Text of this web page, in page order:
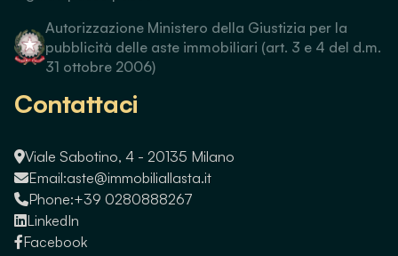
Autorizzazione Ministero della Giustizia per la
pubblicità delle aste immobiliari (art. 3 e 4 del d.m.
31 ottobre 2006)
Contattaci
Viale Sabotino, 4 - 20135 Milano
Email:aste@immobiliallasta.it
Phone:+39 0280888267
LinkedIn
Facebook